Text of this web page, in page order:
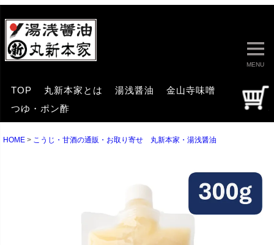
MENU
TOP 丸新本家とは 湯浅醤油
金山寺味噌
つゆ・ポン酢
HOME こうじ・甘酒の通販・お取り寄せ 丸新本家・湯浅醤油